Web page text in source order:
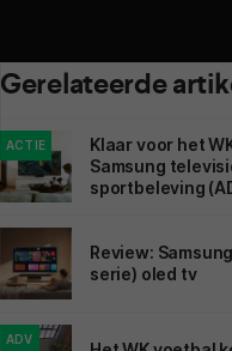
Gerelateerde
ACTIE
Klaar voor het
Samsung
sportbeleving
Review:
serie) oled tv
ADV